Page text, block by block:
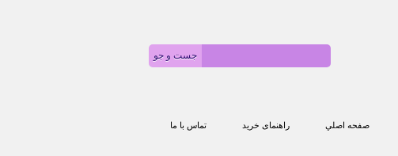
صفحه اصلي راهنمای خرید تماس با ما